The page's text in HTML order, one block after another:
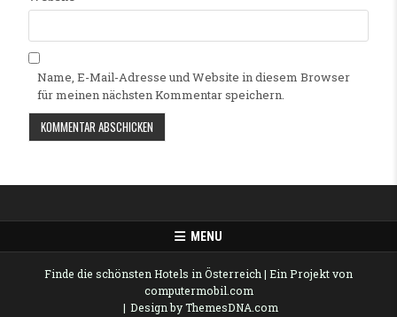
Name, E-Mail-Adresse und Website in diesem Browser
für meinen nächsten Kommentar speichern.
MENU
Finde die schönsten Hotels in Österreich| Ein Projekt von
computermobil.com
Design by ThemesDNA.com